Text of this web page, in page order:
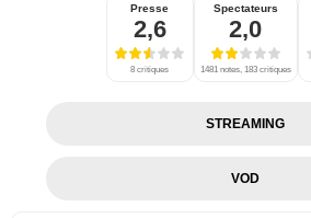
Presse
2,6
8 critiques
Spectateurs
2,0
1481 notes, 183 critiques
STREAMING
VOD